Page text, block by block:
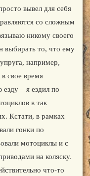
вывел для себя
со сложным
никому своего
выбирать то, что ему
например,
свое время
– я ездил по
в так
Кстати, в рамках
гонки по
мотоциклы и с
на коляску.
что-то